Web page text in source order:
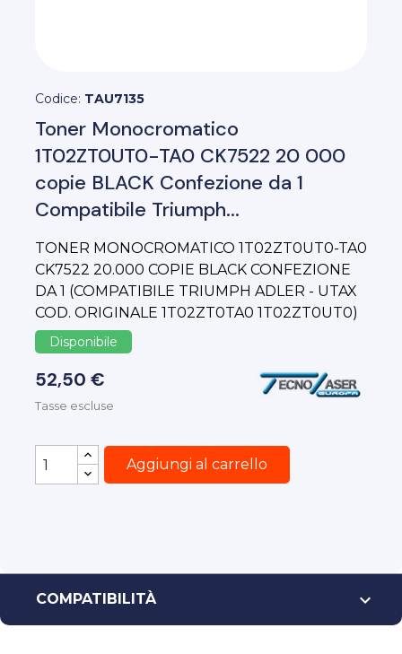
Codice: TAU7135
Toner Monocromatico
1T02ZT0UT0-TA0 CK7522 20 000
copie BLACK Confezione da 1
Compatibile Triumph...
TONER MONOCROMATICO 1T02ZT0UT0-TA0
CK7522 20.000 COPIE BLACK CONFEZIONE
DA 1 (COMPATIBILE TRIUMPH ADLER - UTAX
COD. ORIGINALE 1T02ZT0TA0 1T02ZT0UT0)
Disponibile
52,50 €
Tasse escluse
Aggiungi al carrello
COMPATIBILITÀ 